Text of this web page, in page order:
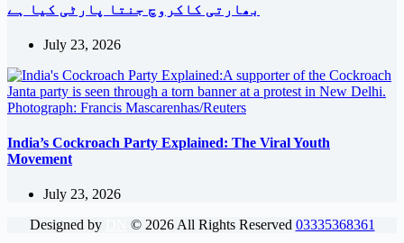
بھارتی کاکروچ جنتا پارٹی کیا ہے
July 23, 2026
India’s Cockroach Party Explained: The Viral Youth
Movement
July 23, 2026
Designed by
© 2026All Rights Reserved 03335368361